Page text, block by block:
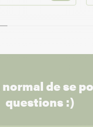
de se
questions :)